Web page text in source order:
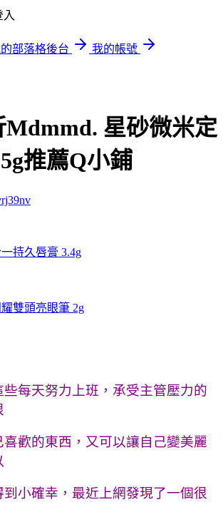
入
部落格後台
我的帳號
Mdmmd. 星砂微米定
推薦Q小鋪
持久唇膏 3.4g
雙頭亮眼筆 2g
每天努力上班，承受主管壓力的
歡的東西，又可以讓自己變美麗
小確幸，最近上網發現了一個很